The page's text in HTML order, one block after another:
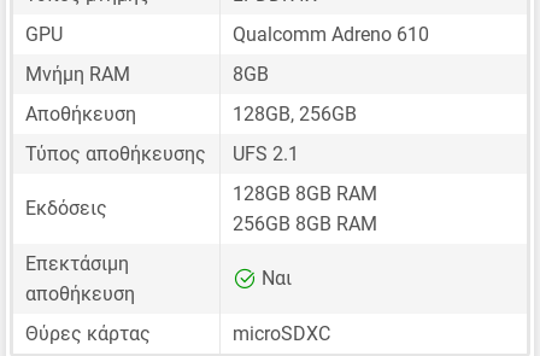
GPU
Qualcomm Adreno 610
Μνήμη RAM
8GB
Αποθήκευση
128GB, 256GB
Τύπος αποθήκευσης
UFS 2.1
Εκδόσεις
128GB 8GB RAM
256GB 8GB RAM
Επεκτάσιμη
αποθήκευση
Ναι
Θύρες κάρτας microSDXC